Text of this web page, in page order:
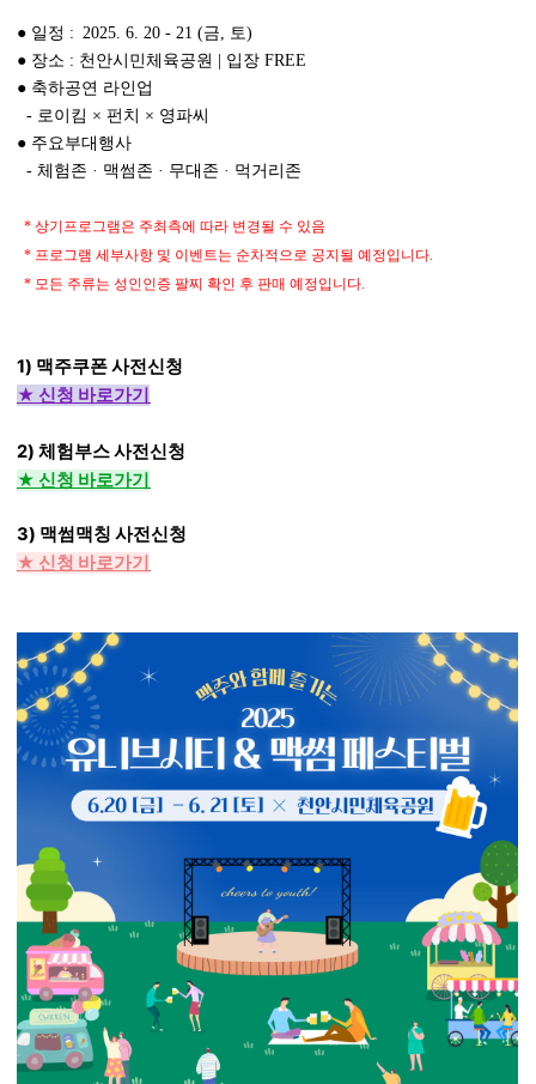
● 일정 : 2025. 6. 20 - 21 (금, 토)
● 장소 : 천안시민체육공원 | 입장 FREE
● 축하공연 라인업
- 로이킴 × 펀치 × 영파씨
● 주요부대행사
- 체험존 · 맥썸존 · 무대존 · 먹거리존
* 상기프로그램은 주최측에 따라 변경될 수 있음
* 프로그램 세부사항 및 이벤트는 순차적으로 공지될 예정입니다.
* 모든 주류는 성인인증 팔찌 확인 후 판매 예정입니다.
1) 맥주쿠폰 사전신청
★ 신청 바로가기
2) 체험부스 사전신청
★ 신청 바로가기
3) 맥썸맥칭 사전신청
★ 신청 바로가기